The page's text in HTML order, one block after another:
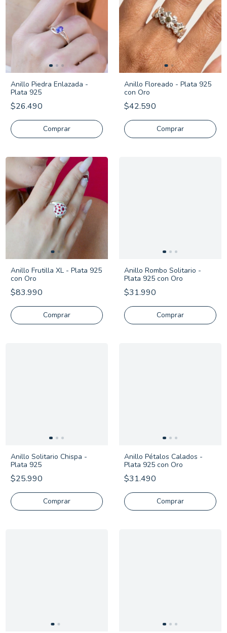
Anillo Piedra Enlazada -
Plata 925
$26.490
Comprar
Anillo Floreado - Plata 925
con Oro
$42.590
Comprar
Anillo Frutilla XL - Plata 925
con Oro
$83.990
Comprar
Anillo Rombo Solitario -
Plata 925 con Oro
$31.990
Comprar
Anillo Solitario Chispa -
Plata 925
$25.990
Comprar
Anillo Pétalos Calados -
Plata 925 con Oro
$31.490
Comprar